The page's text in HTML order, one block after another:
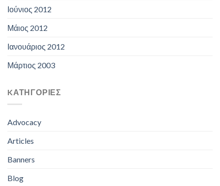
Ιούνιος 2012
Μάιος 2012
Ιανουάριος 2012
Μάρτιος 2003
KΑΤΗΓΟΡΊΕΣ
Advocacy
Articles
Banners
Blog